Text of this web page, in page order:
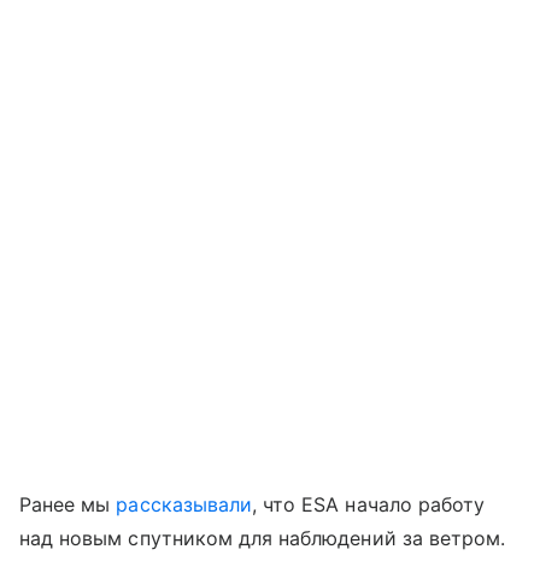
Ранее мы рассказывали, что ESA начало работу
над новым спутником для наблюдений за ветром.